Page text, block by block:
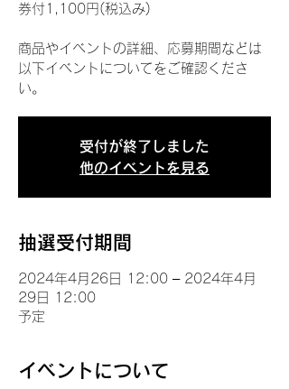
券付1,100円(税込み)
商品やイベントの詳細、応募期間などは
以下イベントについてをご確認くださ
い。
受付が終了しました
他のイベントを見る
抽選受付期間
2024年4月26日 12:00 – 2024年4月
29日 12:00
予定
イベントについて